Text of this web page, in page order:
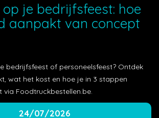
je bedrijfsfeest: hoe
aanpakt van concept
bedrijfsfeest of personeelsfeest? Ontdek
wat het kost en hoe je in 3 stappen
Foodtruckbestellen.be.
24/07/2026